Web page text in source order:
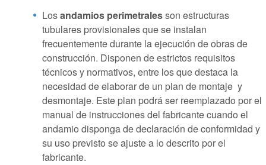
Losandamios perimetralesson estructuras
tubulares provisionales que se instalan
frecuentemente durante la ejecución de obras de
construcción. Disponen de estrictos requisitos
técnicos y normativos, entre los que destaca la
necesidad de elaborar de un plan de montaje y
desmontaje. Este plan podrá ser reemplazado por el
manual de instrucciones del fabricante cuando el
andamio disponga de declaración de conformidad y
su uso previsto se ajuste a lo descrito por el
fabricante.